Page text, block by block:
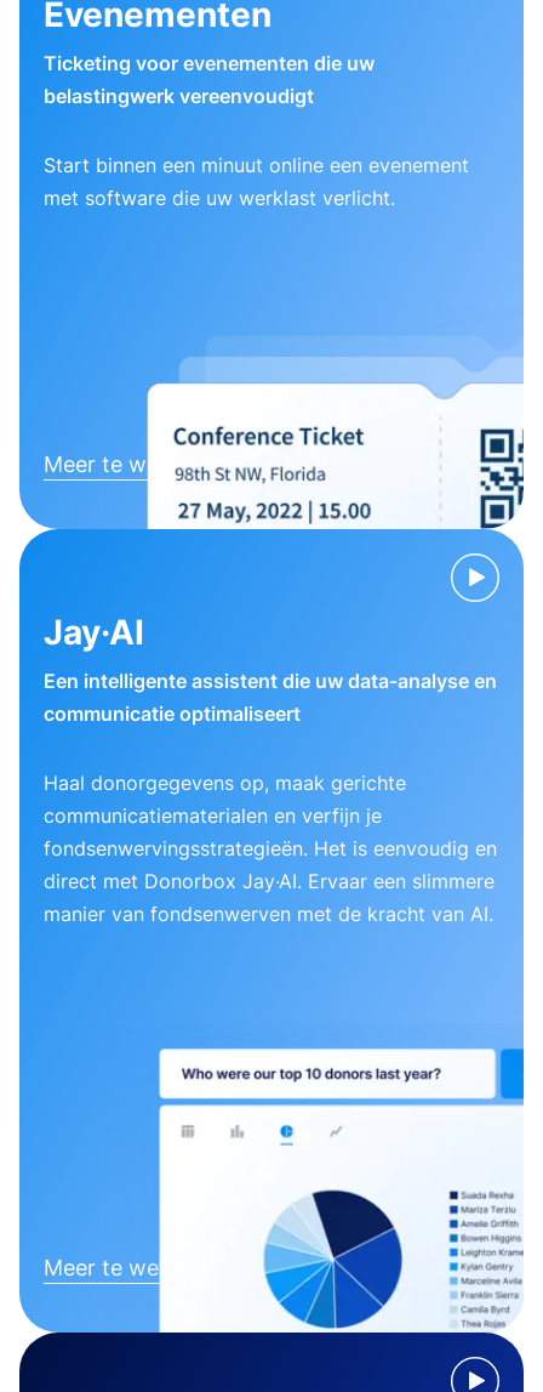
Evenementen
Ticketing voor evenementen die uw
belastingwerk vereenvoudigt
Start binnen een minuut online een evenement
met software die uw werklast verlicht.
Meer te weten komen
Jay·AI
Een intelligente assistent die uw data-analyse en
communicatie optimaliseert
Haal donorgegevens op, maak gerichte
communicatiematerialen en verfijn je
fondsenwervingsstrategieën. Het is eenvoudig en
direct met Donorbox Jay·AI. Ervaar een slimmere
manier van fondsenwerven met de kracht van AI.
Meer te weten komen